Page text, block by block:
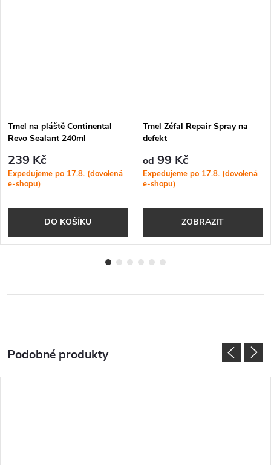
Tmel na pláště Continental
Revo Sealant 240ml
239 Kč
Expedujeme po 17.8. (dovolená
e-shopu)
DO KOŠÍKU
Tmel Zéfal Repair Spray na
defekt
od 99 Kč
Expedujeme po 17.8. (dovolená
e-shopu)
ZOBRAZIT